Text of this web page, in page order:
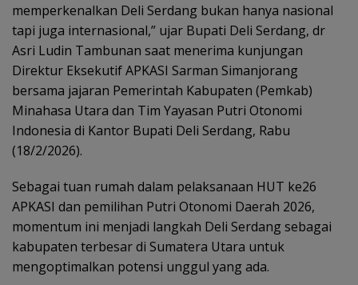
memperkenalkan Deli Serdang bukan hanya nasional
tapi juga internasional,” ujar Bupati Deli Serdang, dr
Asri Ludin Tambunan saat menerima kunjungan
Direktur Eksekutif APKASI Sarman Simanjorang
bersama jajaran Pemerintah Kabupaten (Pemkab)
Minahasa Utara dan Tim Yayasan Putri Otonomi
Indonesia di Kantor Bupati Deli Serdang, Rabu
(18/2/2026).
Sebagai tuan rumah dalam pelaksanaan HUT ke26
APKASI dan pemilihan Putri Otonomi Daerah 2026,
momentum ini menjadi langkah Deli Serdang sebagai
kabupaten terbesar di Sumatera Utara untuk
mengoptimalkan potensi unggul yang ada.